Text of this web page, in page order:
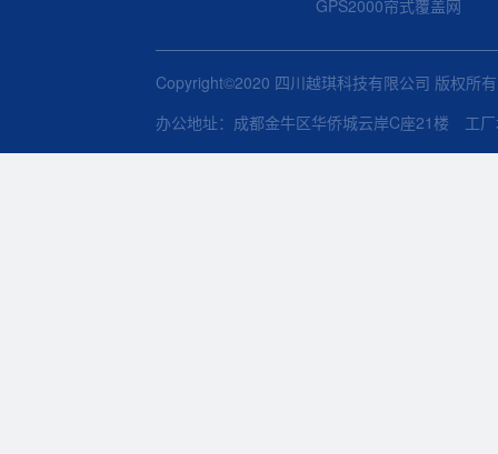
GPS2000帘式覆盖网
Copyright©2020 四川越琪科技有限公司 版权所
办公地址：成都金牛区华侨城云岸C座21楼 工